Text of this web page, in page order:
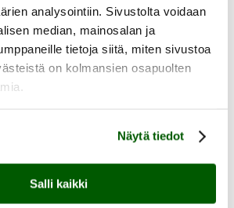
analysointiin. Sivustolta voidaan
median, mainosalan ja
tietoja siitä, miten sivustoa
on kolmansien osapuolten
Näytä tiedot
Salli kaikki
fien